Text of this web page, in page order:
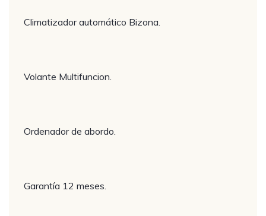
Climatizador automático Bizona.
Volante Multifuncion.
Ordenador de abordo.
Garantía 12 meses.